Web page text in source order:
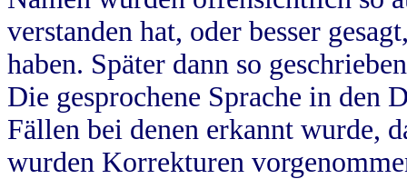
verstanden hat, oder besser
haben. Später dann so
Die gesprochene Sprache in
Fällen bei denen erkannt wurde,
wurden Korrekturen